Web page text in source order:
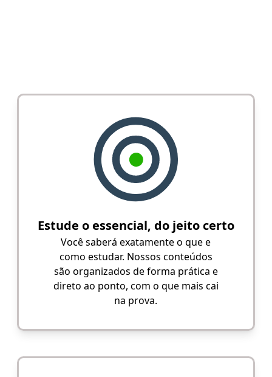
Estude o essencial, do jeito certo
Você saberá exatamente o que e
como estudar. Nossos conteúdos
são organizados de forma prática e
direto ao ponto, com o que mais cai
na prova.